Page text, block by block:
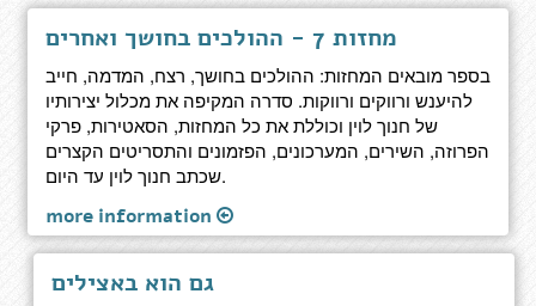
מחזות 7 - ההולכים בחושך ואחרים
בספר מובאים המחזות: ההולכים בחושך, רצח, המדמה, חייב
להיענש ורווקים ורווקות. סדרה המקיפה את מכלול יצירותיו
של חנוך לוין וכוללת את כל המחזות, הסאטירות, פרקי
הפרוזה, השירים, המערכונים, הפזמונים והתסריטים הקצרים
שכתב חנוך לוין עד היום.
more information
גם הוא באצילים